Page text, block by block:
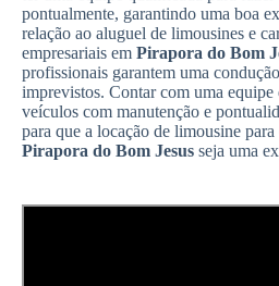
pontualmente, garantindo uma boa
relação ao aluguel de limousines e
empresariais em Pirapora do Bom
profissionais garantem uma
imprevistos. Contar com uma equipe
veículos com manutenção e
para que a locação de limousine para
Pirapora do Bom Jesus seja uma